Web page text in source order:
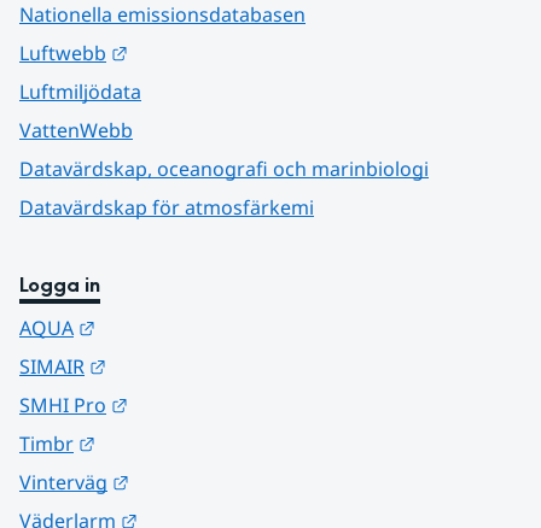
Nationella emissionsdatabasen
Luftwebb
Luftmiljödata
VattenWebb
Datavärdskap, oceanografi och marinbiologi
Datavärdskap för atmosfärkemi
Logga in
AQUA
SIMAIR
SMHI Pro
Timbr
Vinterväg
Väderlarm